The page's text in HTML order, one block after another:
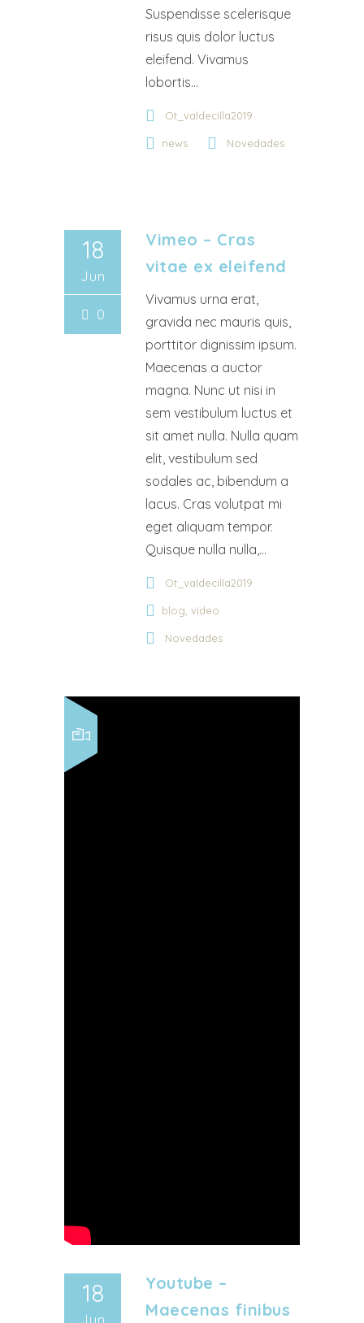
Suspendisse scelerisque
risus quis dolor luctus
eleifend. Vivamus
lobortis...
Ot_valdecilla2019
news Novedades
18
Jun
0
Vimeo – Cras
vitae ex eleifend
Vivamus urna erat,
gravida nec mauris quis,
porttitor dignissim ipsum.
Maecenas a auctor
magna. Nunc ut nisi in
sem vestibulum luctus et
sit amet nulla. Nulla quam
elit, vestibulum sed
sodales ac, bibendum a
lacus. Cras volutpat mi
eget aliquam tempor.
Quisque nulla nulla,...
Ot_valdecilla2019
blog, video
Novedades
18
Jun
Youtube –
Maecenas finibus